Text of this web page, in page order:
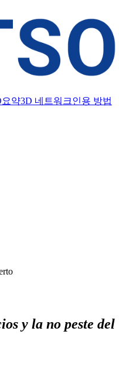
요약3D 네트워크인용 방법
y la no peste del